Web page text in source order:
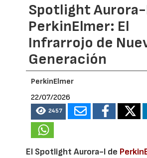
Spotlight
PerkinElmer: El
Infrarrojo de
Generación
PerkinElmer
22/07/2026
2457
El Spotlight Aurora-I de